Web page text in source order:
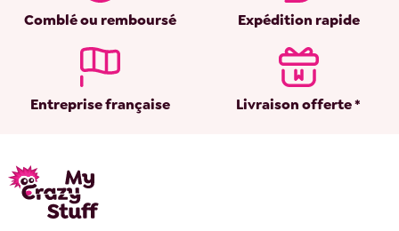
Comblé ou remboursé Expédition rapide
Entreprise française Livraison offerte *